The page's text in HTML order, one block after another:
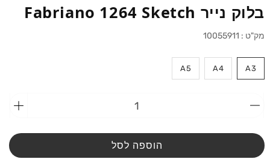
בלוק נייר Fabriano 1264 Sketch
מק"ט : 10055911
A3
A4
A5
מ-בלוק
מ-
נייר
הוספה לסל